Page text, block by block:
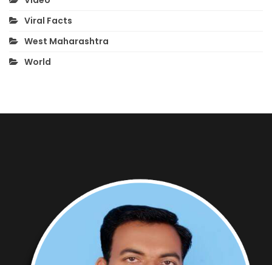
Viral Facts
West Maharashtra
World